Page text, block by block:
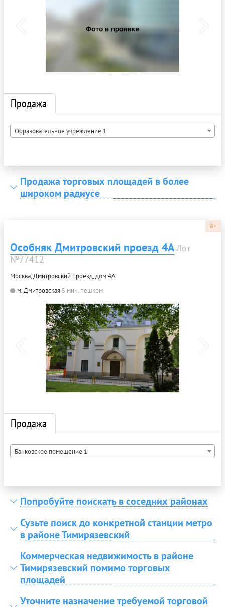
Продажа
Образовательное учреждение 1
Продажа торговых площадей в более
широком радиусе
B+
Особняк Дмитровский проезд 4АЛот
№77412
Москва, Дмитровский проезд, дом 4А
м. Дмитровская 5 мин. пешком
Продажа
Банковское помещение 1
Попробуйте поискать в соседних районах
Сузьте поиск до конкретной станции метро
в районе Тимирязевский
Коммерческая недвижимость в районе
Тимирязевский помимо торговых
площадей
Уточните назначение требуемой торговой